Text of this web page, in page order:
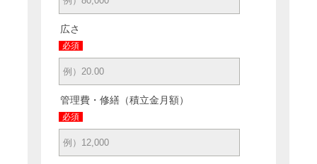
広さ
必須
管理費・修繕（積立金月額）
必須